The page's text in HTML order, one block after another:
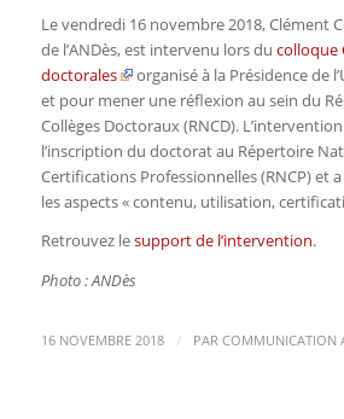
Le vendredi 16 novembre 2018, Clément
de l’ANDès, est intervenu lors du colloque
doctorales
organisé à la Présidence de
et pour mener une réflexion au sein du
Collèges Doctoraux (RNCD).
l’inscription du doctorat au Répertoire
Certifications Professionnelles (RNCP) et
les aspects « contenu, utilisation,
Retrouvez lesupport de l’intervention.
Photo : ANDès
16 NOVEMBRE 2018 / PAR COMMUNICATION